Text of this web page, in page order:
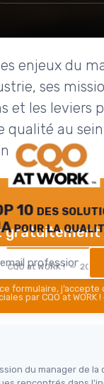
enjeux du
ses
et les leviers
qualité au
10 des
pour la
CQO at WORK ! — 2026
gratuitement
formulaire, j’accepte
par CQO at WORK
du manager de